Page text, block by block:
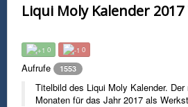
Liqui Moly Kalender
0 0
Aufrufe 1553
Titelbild des Liqui Moly Kalender.
Monaten für das Jahr 2017 als